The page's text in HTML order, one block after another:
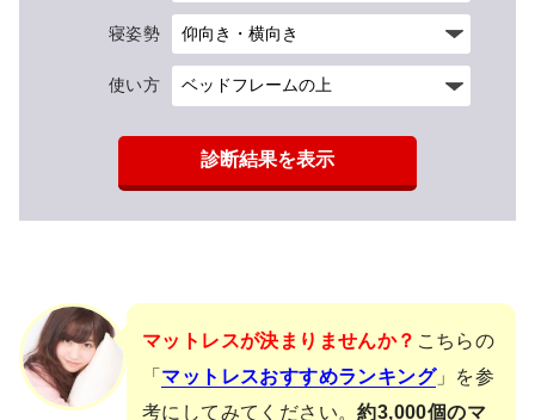
寝姿勢
使い方
診断結果を表示
マットレスが決まりませんか？ こちらの
「 マットレスおすすめランキング」を参
考にしてみてください。約3,000個のマ